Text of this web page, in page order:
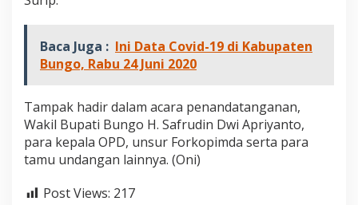
Baca Juga : Ini Data Covid-19 di Kabupaten
Bungo, Rabu 24 Juni 2020
Tampak hadir dalam acara penandatanganan,
Wakil Bupati Bungo H. Safrudin Dwi Apriyanto,
para kepala OPD, unsur Forkopimda serta para
tamu undangan lainnya. (Oni)
Post Views: 217